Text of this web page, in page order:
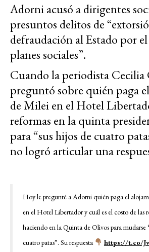
Adorni acusó a dirigentes
presuntos delitos de
defraudación al Estado por
planes sociales”.
Cuando la periodista Cecilia
preguntó sobre quién paga
de Milei en el Hotel
reformas en la quinta
para “sus hijos de cuatro
no logró articular una
Hoy le pregunté a Adorni quién paga el
en el Hotel Libertador y cuál es el costo de las
haciendo en la Quinta de Olivos para mudarse
cuatro patas”. Su respuesta
https://t.co/